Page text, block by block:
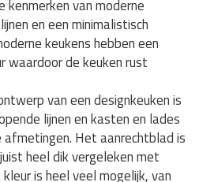
kenmerken van moderne
en een minimalistisch
keukens hebben een
de keuken rust
van een designkeuken is
lijnen en kasten en lades
afmetingen. Het aanrechtblad is
heel dik vergeleken met
is heel veel mogelijk, van